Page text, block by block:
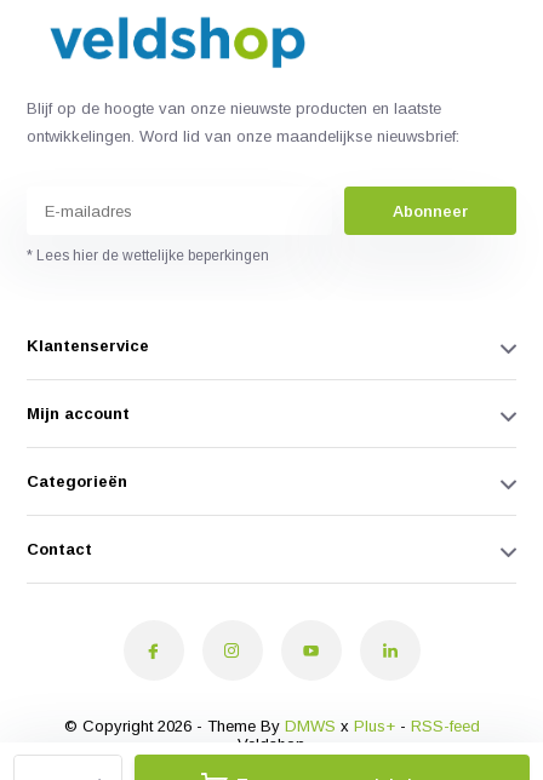
Blijf op de hoogte van onze nieuwste producten en laatste
ontwikkelingen. Word lid van onze maandelijkse nieuwsbrief:
Abonneer
* Lees hier de wettelijke beperkingen
Klantenservice
Mijn account
Categorieën
Contact
© Copyright 2026 - Theme By DMWS x Plus+- RSS-feed
Veldshop